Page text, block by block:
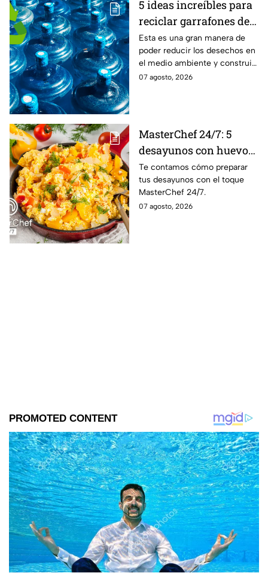
5 ideas increíbles para
reciclar garrafones de
agua que no utilizas
Esta es una gran manera de
poder reducir los desechos en
el medio ambiente y construir
grandes objetos.
07 agosto, 2026
MasterChef 24/7: 5
desayunos con huevo
al estilo de la cocina
más famosa de México
Te contamos cómo preparar
tus desayunos con el toque
MasterChef 24/7.
07 agosto, 2026